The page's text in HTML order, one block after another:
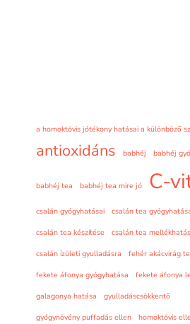
a homoktövis jótékony hatásai a különböző
antioxidáns babhéj babhéj
babhéj tea babhéj tea mire jó C-
csalán gyógyhatásai
csalán tea
csalán tea készítése
csalán tea
csalán ízületi gyulladásra
fehér akácvirág
fekete áfonya gyógyhatása
fekete áfonya
galagonya hatása
gyulladáscsökkentő
gyógynövény puffadás ellen
homoktövis